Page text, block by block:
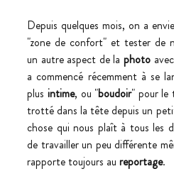
Depuis quelques mois, on a
"zone de confort" et tester de
un autre aspect de la photo
a commencé récemment à se
plus intime, ou "boudoir" pour le
trotté dans la tête depuis un
chose qui nous plaît à tous les
de travailler un peu différente
rapporte toujours au reportage.